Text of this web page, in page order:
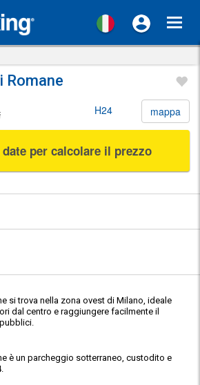
Romane
H24 mappa
per calcolare il prezzo
si trova nella zona ovest di Milano, ideale
dal centro e raggiungere facilmente il
è un parcheggio sotterraneo, custodito e